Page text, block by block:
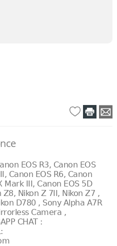
EOS R3, Canon EOS
Canon EOS R6, Canon
Mark III, Canon EOS 5D
Nikon Z 7II, Nikon Z7 ,
D780 , Sony Alpha A7R
Camera ,
CHAT :